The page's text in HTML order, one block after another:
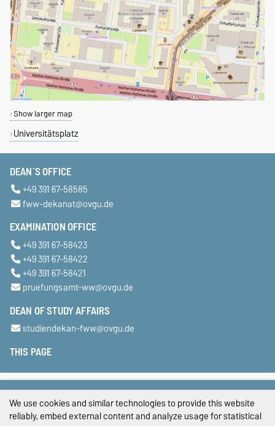
Show larger map
Universitätsplatz
DEAN´S OFFICE
+49 391 67-58585
fww-dekanat@ovgu.de
EXAMINATION OFFICE
+49 391 67-58423
+49 391 67-58422
+49 391 67-58421
pruefungsamt-ww@ovgu.de
DEAN OF STUDY AFFAIRS
studiendekan-fww@ovgu.de
THIS PAGE
Legal Notes
Privacy Policy
We use cookies and similar technologies to provide this website
reliably, embed external content and analyze usage for statistical